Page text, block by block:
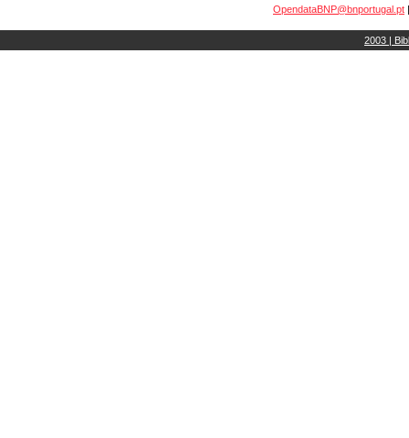
OpendataBNP@bnportugal.pt
2003 |